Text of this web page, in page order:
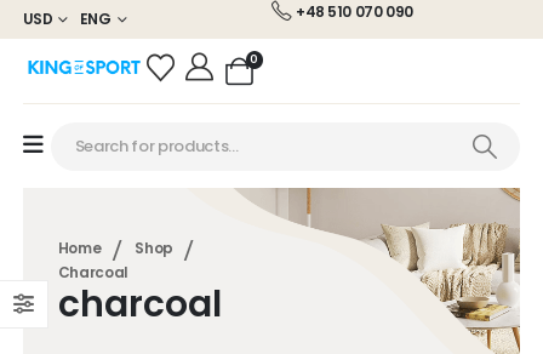
USD ENG +48 510 070 090
0
Home
Shop
Charcoal
charcoal